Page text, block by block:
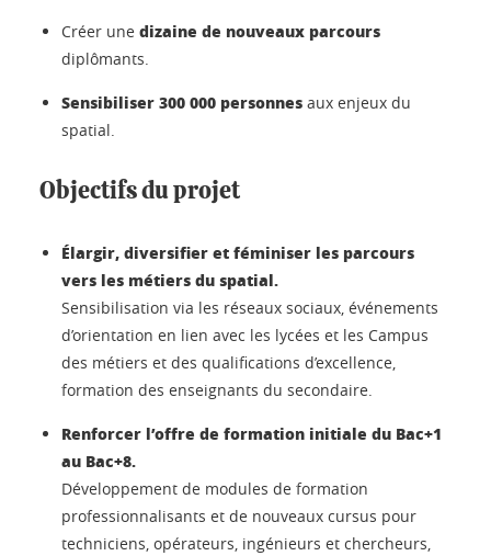
Créer une dizaine de nouveaux parcours
diplômants.
Sensibiliser 300 000 personnes aux enjeux du
spatial.
Objectifs du projet
Élargir, diversifier et féminiser les parcours
vers les métiers du spatial.
Sensibilisation via les réseaux sociaux, événements
d’orientation en lien avec les lycées et les Campus
des métiers et des qualifications d’excellence,
formation des enseignants du secondaire.
Renforcer l’offre de formation initiale du Bac+1
au Bac+8.
Développement de modules de formation
professionnalisants et de nouveaux cursus pour
techniciens, opérateurs, ingénieurs et chercheurs,